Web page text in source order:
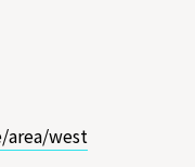
area/west